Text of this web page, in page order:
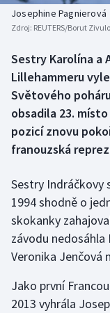
Boby a skeleton
Box
Curling
Dostihy
Florbal
Futsal
Golf
Gymnastika
Házená
AZ kvíz
Josephine Pagnierová
Zdroj: REUTERS/Borut
Sestry Karolína a
Lillehammeru
Světového
obsadila 23.
pozicí znovu
franouzská
Sestry Indráčkovy
1994 shodně o
skokanky
závodu
Veronika Jenčová
Jako první
2013 vyhrála